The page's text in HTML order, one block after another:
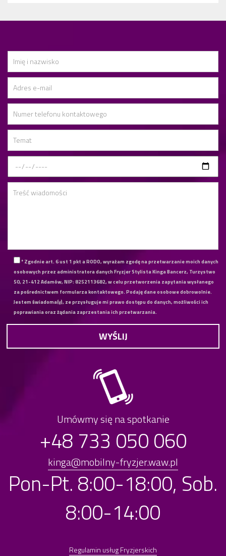
* Zgodnie art. 6 ust 1 pkt a RODO, wyrażam zgodę na przetwarzanie moich danych
osobowych przez administratora danych Fryzjer Stylista Kinga Bancerz, Turzystwo
50, 21-412 Adamów, NIP: 8252113682, w celu przetworzenia zapytania wysłanego
za pośrednictwem formularza kontaktowego. Podaję dane osobowe dobrowolnie.
Jestem świadoma(y), ze przysługuje mi prawo dostępu do danych, możliwości ich
poprawiania oraz żądania zaprzestania ich przetwarzania.
Umówmy się na spotkanie
+48 733 050 060
kinga@mobilny-fryzjer.waw.pl
Pon-Pt. 8:00-18:00, Sob.
8:00-14:00
Regulamin usług Fryzjerskich